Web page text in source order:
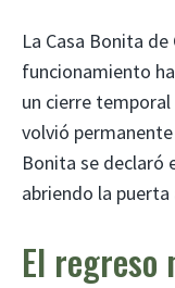
La Casa Bonita
funcionamiento
un cierre temporal
volvió
Bonita se declaró
abriendo la puerta
El